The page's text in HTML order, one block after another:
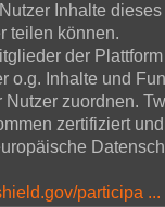
Inhalte
teilen können.
der
o.g. Inhalte und
zuordnen.
zertifiziert
participa